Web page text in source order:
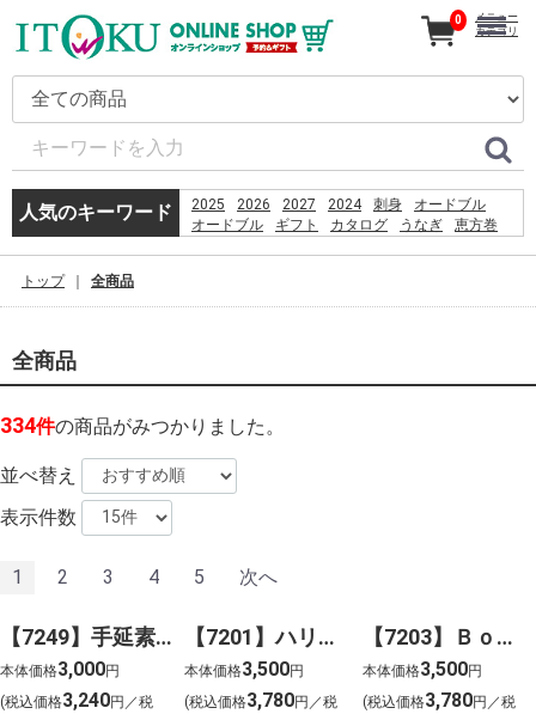
人気のキーワード 2025 2026 2027 2024 刺身
オードブル
オードブル
ギフト カタログ うなぎ
恵方巻
%E3%81%A6%E3%82%8B%E3%81%BC%E3%83%BC
%D8%A8%D8%B1%D8%A7%DB%8C
%D8%A8%D8%A7%D9%86%D9%88%D8%A7%D9%86
0
メニュー
カテゴリ
トップ 全商品
全商品
334件の商品がみつかりました。
並べ替え
表示件数
1 2 3 4 5 次へ
【7249】手延素麺揖保乃糸（特級品）麺つゆ詰合せ
本体価格3,000円
(税込価格3,240円／税
【7201】ハリーズレシピ タルト・焼き菓子セット
本体価格3,500円
(税込価格3,780円／税
【7203】Ｂｏｎ Ｂｏｎｎｅ ラングドシャアソート（３０枚）
本体価格3,500円
(税込価格3,780円／税